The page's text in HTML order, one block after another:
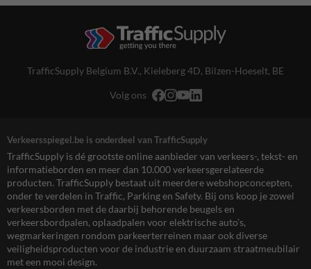
TrafficSupply Belgium B.V., Kieleberg 4D, Bilzen-Hoeselt, BE
Volg ons
Verkeersspiegel.be is onderdeel van TrafficSupply
TrafficSupply is dé grootste online aanbieder van verkeers-, tekst- en
informatieborden en meer dan 10.000 verkeersgerelateerde
producten. TrafficSupply bestaat uit meerdere webshopconcepten,
onder te verdelen in Traffic, Parking en Safety. Bij ons koop je zowel
verkeersborden met de daarbij behorende beugels en
verkeersbordpalen, oplaadpalen voor elektrische auto’s,
wegmarkeringen rondom parkeerterreinen maar ook diverse
veiligheidsproducten voor de industrie en duurzaam straatmeubilair
met een mooi design.